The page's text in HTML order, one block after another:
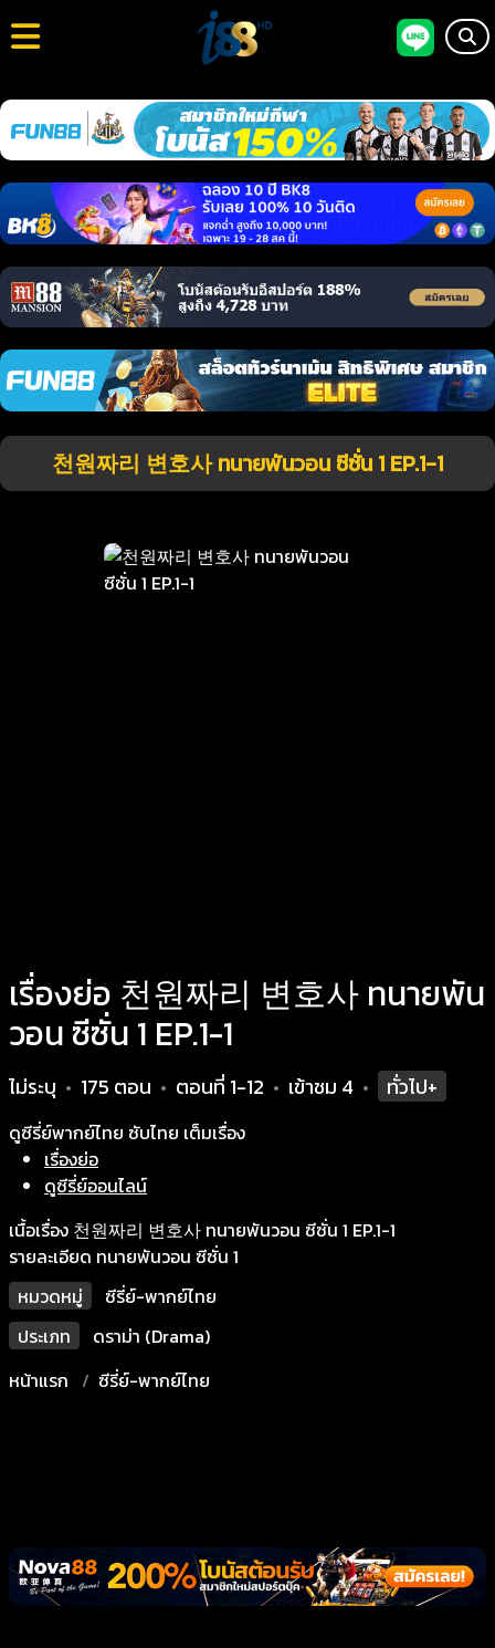
천원짜리 변호사 ทนายพันวอน ซีซั่น 1 EP.1-1
เรื่องย่อ 천원짜리 변호사 ทนายพัน
วอน ซีซั่น 1 EP.1-1
ไม่ระบุ • 175 ตอน • ตอนที่ 1-12 • เข้าชม 4 • ทั่วไป+
ดูซีรี่ย์พากย์ไทย ซับไทย เต็มเรื่อง
เรื่องย่อ
ดูซีรี่ย์ออนไลน์
เนื้อเรื่อง 천원짜리 변호사 ทนายพันวอน ซีซั่น 1 EP.1-1
รายละเอียด ทนายพันวอน ซีซั่น 1
หมวดหมู่
ซีรี่ย์-พากย์ไทย
ประเภท
ดราม่า (Drama)
หน้าแรก
ซีรี่ย์-พากย์ไทย